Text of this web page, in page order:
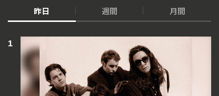
昨日 週間 月間